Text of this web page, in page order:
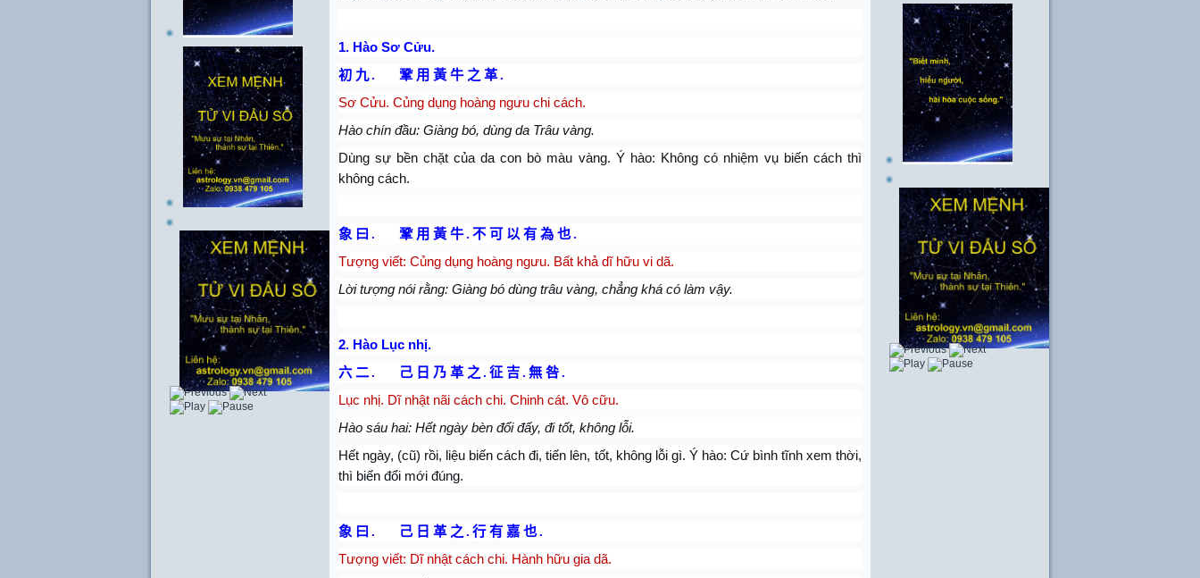
1. Hào Sơ Cửu.
初 九. 鞏 用 黃 牛 之 革.
Sơ Cửu. Củng dụng hoàng ngưu chi cách.
Hào chín đầu: Giàng bó, dùng da Trâu vàng.
Dùng sự bền chặt của da con bò màu vàng. Ý hào: Không có nhiệm vụ biến cách thì
không cách.
象 曰 . 鞏 用 黃 牛. 不 可 以 有 為 也.
Tượng viết: Củng dụng hoàng ngưu. Bất khả dĩ hữu vi dã.
Lời tượng nói rằng: Giàng bó dùng trâu vàng, chẳng khá có làm vậy.
2. Hào Lục nhị.
六 二. 己 日 乃 革 之 . 征 吉. 無 咎.
Lục nhị. Dĩ nhật nãi cách chi. Chinh cát. Vô cữu.
Hào sáu hai: Hết ngày bèn đổi đấy, đi tốt, không lỗi.
Hết ngày, (cũ) rồi, liệu biến cách đi, tiến lên, tốt, không lỗi gì. Ý hào: Cứ bình tĩnh xem thời,
thì biến đổi mới đúng.
象 曰 . 己 日 革 之 . 行 有 嘉 也.
Tượng viết: Dĩ nhật cách chi. Hành hữu gia dã.